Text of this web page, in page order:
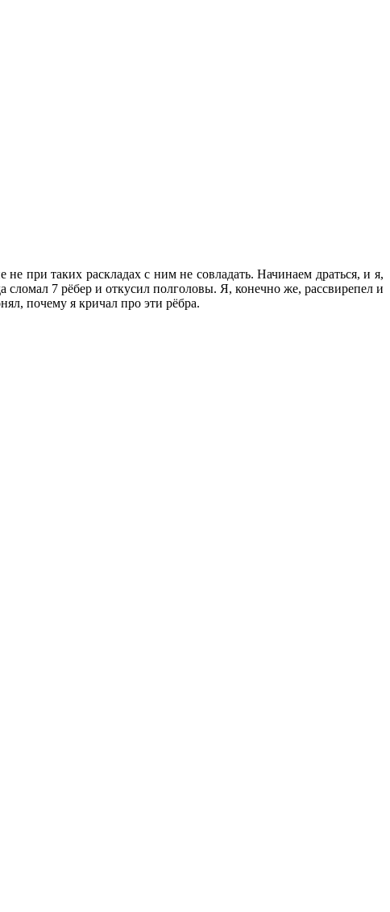
при таких раскладах с ним не совладать. Начинаем драться, и я,
сломал 7 рёбер и откусил полголовы. Я, конечно же, рассвирепел и
почему я кричал про эти рёбра.